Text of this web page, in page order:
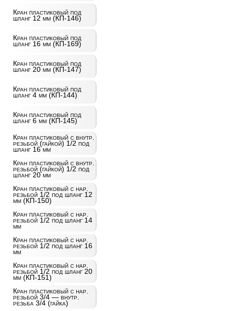
Кран пластиковый под
шланг 12 мм (КП-146)
Кран пластиковый под
шланг 16 мм (КП-169)
Кран пластиковый под
шланг 20 мм (КП-147)
Кран пластиковый под
шланг 4 мм (КП-144)
Кран пластиковый под
шланг 6 мм (КП-145)
Кран пластиковый с внутр.
резьбой (гайкой) 1/2 под
шланг 16 мм
Кран пластиковый с внутр.
резьбой (гайкой) 1/2 под
шланг 20 мм
Кран пластиковый с нар.
резьбой 1/2 под шланг 12
мм (КП-150)
Кран пластиковый с нар.
резьбой 1/2 под шланг 14
мм
Кран пластиковый с нар.
резьбой 1/2 под шланг 16
мм
Кран пластиковый с нар.
резьбой 1/2 под шланг 20
мм (КП-151)
Кран пластиковый с нар.
резьбой 3/4 — внутр.
резьба 3/4 (гайка)